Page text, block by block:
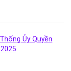
Ủy Quyền